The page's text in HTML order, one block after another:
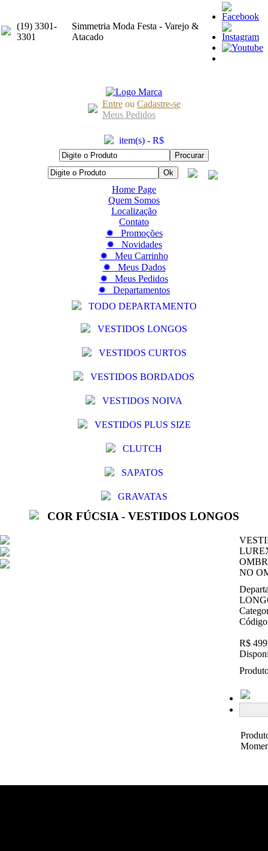
(19) 3301-
3301
Simmetria Moda Festa - Varejo &
Atacado
Entre ou Cadastre-se
Meus Pedidos
item(s) - R$
Home Page
Quem Somos
Localização
Contato
✹ Promoções
✹ Novidades
✹ Meu Carrinho
✹ Meus Dados
✹ Meus Pedidos
✹ Departamentos
TODO DEPARTAMENTO
VESTIDOS LONGOS
VESTIDOS CURTOS
VESTIDOS BORDADOS
VESTIDOS NOIVA
VESTIDOS PLUS SIZE
CLUTCH
SAPATOS
GRAVATAS
COR FÚCSIA - VESTIDOS LONGOS
NO
R$